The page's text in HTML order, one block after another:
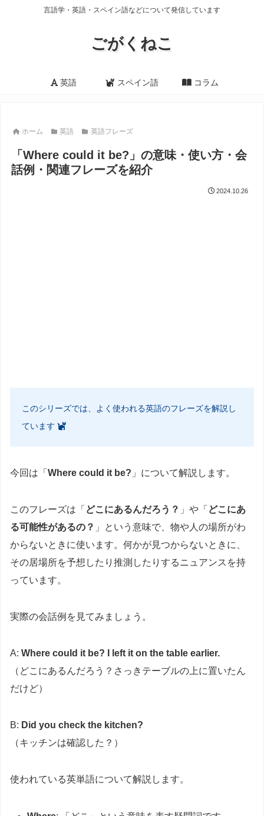
言語学・英語・スペイン語などについて発信しています
ごがくねこ
英語 スペイン語 コラム
ホーム 英語 英語フレーズ
「Where could it be?」の意味・使い方・会
話例・関連フレーズを紹介
2024.10.26
このシリーズでは、よく使われる英語のフレーズを解説し
ています
今回は「 Where could it be? 」について解説します。
このフレーズは「 どこにあるんだろう？ 」や「 どこにあ
る可能性があるの？ 」という意味で、物や人の場所がわ
からないときに使います。何かが見つからないときに、
その居場所を予想したり推測したりするニュアンスを持
っています。
実際の会話例を見てみましょう。
A: Where could it be? I left it on the table earlier.
（どこにあるんだろう？さっきテーブルの上に置いたん
だけど）
B: Did you check the kitchen?
（キッチンは確認した？）
使われている英単語について解説します。